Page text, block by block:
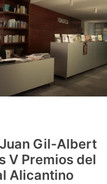
Gil-Albert
V Premios del
Alicantino